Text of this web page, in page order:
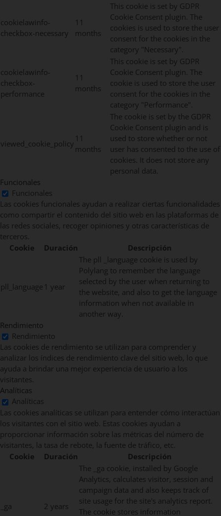
cookielawinfo-
checkbox-necessary
11
months
This cookie is set by GDPR
Cookie Consent plugin. The
cookies is used to store the user
consent for the cookies in the
category "Necessary".
cookielawinfo-
checkbox-
performance
11
months
This cookie is set by GDPR
Cookie Consent plugin. The
cookie is used to store the user
consent for the cookies in the
category "Performance".
viewed_cookie_policy
11
months
The cookie is set by the GDPR
Cookie Consent plugin and is
used to store whether or not
user has consented to the use of
cookies. It does not store any
personal data.
Funcionales
Funcionales
Las cookies funcionales ayudan a realizar ciertas funcionalidades
como compartir el contenido del sitio web en las plataformas de
las redes sociales, recoger opiniones y otras características de
terceros.
Cookie
Duración Descripción
pll_language 1 year
The pll _language cookie is used by
Polylang to remember the language
selected by the user when returning to
the website, and also to get the language
information when not available in
another way.
Rendimiento
Rendimiento
Las cookies de rendimiento se utilizan para comprender y
analizar los índices de rendimiento clave del sitio web, lo que
ayuda a brindar una mejor experiencia de usuario a los
visitantes.
Analíticas
Analíticas
Las cookies analíticas se utilizan para entender cómo interactúan
los visitantes con el sitio web. Estas cookies ayudan a
proporcionar información sobre las métricas del número de
visitantes, la tasa de rebote, la fuente de tráfico, etc.
Cookie
Duración Descripción
_ga 2 years
The _ga cookie, installed by Google
Analytics, calculates visitor, session and
campaign data and also keeps track of
site usage for the site's analytics report.
The cookie stores information